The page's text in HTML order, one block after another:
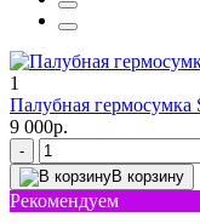
1
Палубная
9 000р.
-
В корзину
Рекомендуем